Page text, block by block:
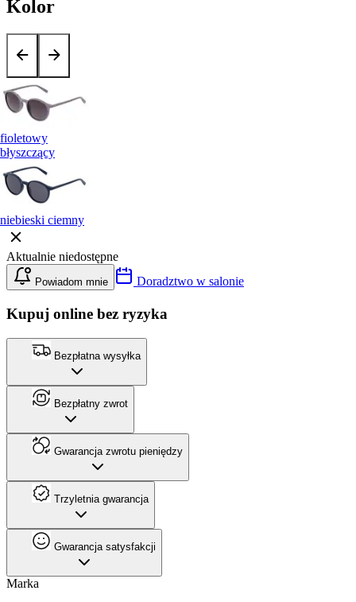
Kolor
fioletowy
błyszczący
niebieski ciemny
Aktualnie niedostępne
Powiadom mnie Doradztwo w salonie
Kupuj online bez ryzyka
Bezpłatna wysyłka
Bezpłatny zwrot
Gwarancja zwrotu pieniędzy
Trzyletnia gwarancja
Gwarancja satysfakcji
Marka